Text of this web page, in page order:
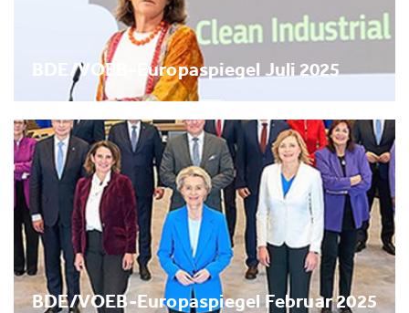
BDE/VOEB-Europaspiegel Juli 2025
BDE/VOEB-Europaspiegel Februar 2025